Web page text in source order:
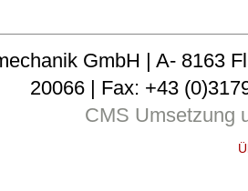
GmbH | A- 8163
20066 | Fax: +43
CMS Umsetzung